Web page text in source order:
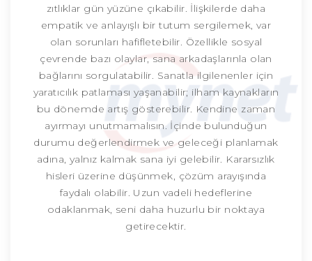
zıtlıklar gün yüzüne çıkabilir. İlişkilerde daha
empatik ve anlayışlı bir tutum sergilemek, var
olan sorunları hafifletebilir. Özellikle sosyal
çevrende bazı olaylar, sana arkadaşlarınla olan
bağlarını sorgulatabilir. Sanatla ilgilenenler için
yaratıcılık patlaması yaşanabilir; ilham kaynakların
bu dönemde artış gösterebilir. Kendine zaman
ayırmayı unutmamalısın. İçinde bulunduğun
durumu değerlendirmek ve geleceği planlamak
adına, yalnız kalmak sana iyi gelebilir. Kararsızlık
hisleri üzerine düşünmek, çözüm arayışında
faydalı olabilir. Uzun vadeli hedeflerine
odaklanmak, seni daha huzurlu bir noktaya
getirecektir.